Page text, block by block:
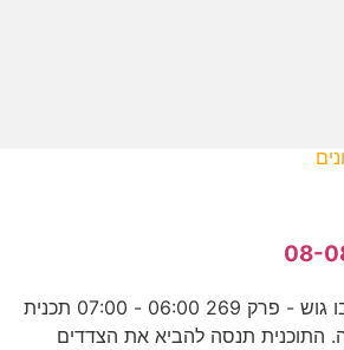
בין השורות עם נסרין אבו גוש - פרק 269 06:00 - 07:00 תכנית
התוכנית תנסה להביא את הצדדים